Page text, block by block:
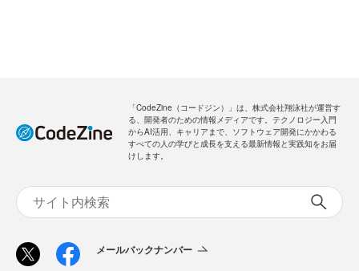
「CodeZine（コードジン）」は、株式会社翔泳社が運営す
る、開発者のための情報メディアです。テクノロジー入門
からAI活用、キャリアまで、ソフトウェア開発にかかわる
すべての人の学びと成長を支える最新情報と実践知をお届
けします。
メールバックナンバー